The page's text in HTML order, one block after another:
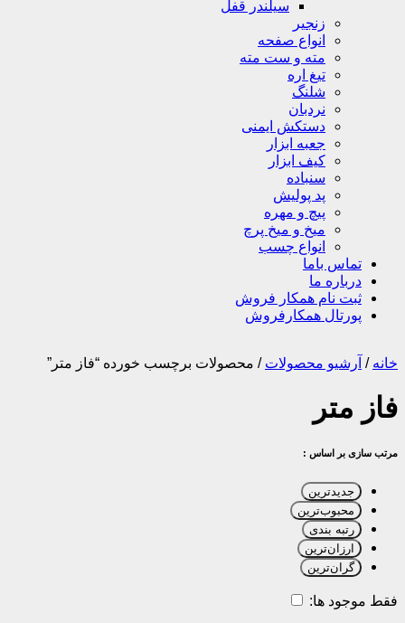
سیلندر قفل
زنجیر
انواع صفحه
مته و ست مته
تیغ اره
شلنگ
نردبان
دستکش ایمنی
جعبه ابزار
کیف ابزار
سنباده
پد پولیش
پیچ و مهره
میخ و میخ پرچ
انواع چسب
تماس باما
درباره ما
ثبت نام همکار فروش
پورتال همکارفروش
خانه / آرشیو محصولات / محصولات برچسب خورده “فاز متر”
فاز متر
مرتب سازی بر اساس :
جدیدترین
محبوب‌ترین
رتبه بندی
ارزان‌ترین
گران‌ترین
فقط موجود ها: